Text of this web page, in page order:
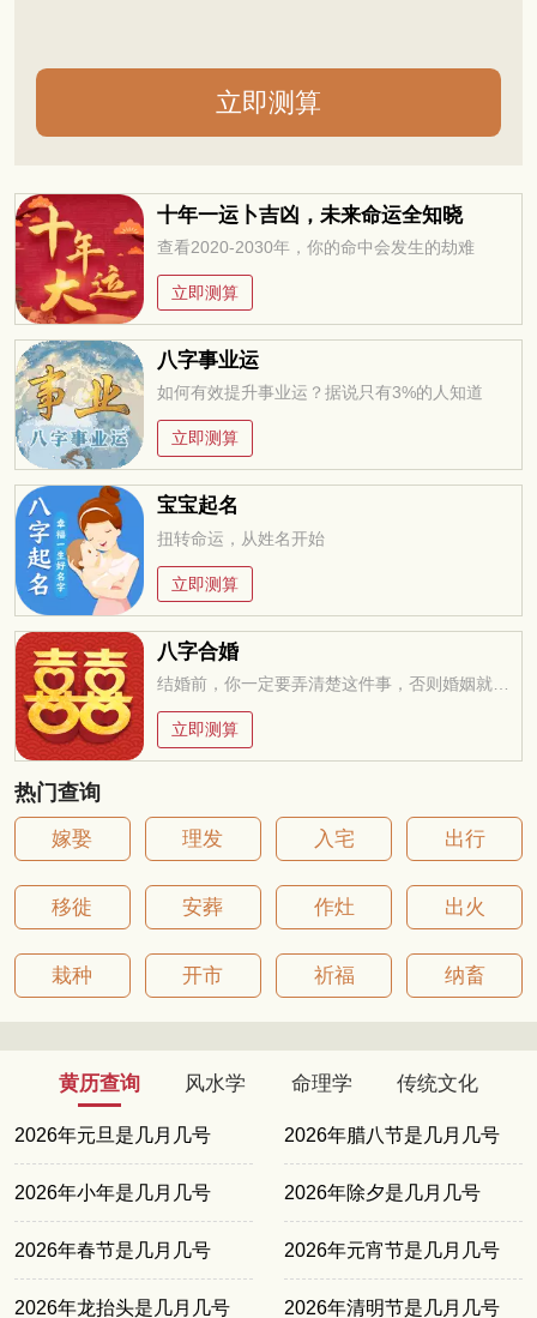
十年一运卜吉凶，未来命运全知晓
查看2020-2030年，你的命中会发生的劫难
立即测算
八字事业运
如何有效提升事业运？据说只有3%的人知道
立即测算
宝宝起名
扭转命运，从姓名开始
立即测算
八字合婚
结婚前，你一定要弄清楚这件事，否则婚姻就是你的坟墓
立即测算
热门查询
嫁娶 理发 入宅 出行
移徙 安葬 作灶 出火
栽种 开市 祈福 纳畜
黄历查询 风水学 命理学 传统文化
2026年元旦是几月几号 2026年腊八节是几月几号
2026年小年是几月几号 2026年除夕是几月几号
2026年春节是几月几号 2026年元宵节是几月几号
2026年龙抬头是几月几号 2026年清明节是几月几号